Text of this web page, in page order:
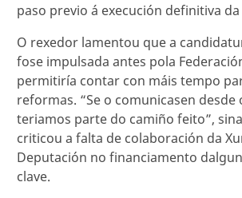
paso previo á execución definitiva
O rexedor lamentou que a
fose impulsada antes pola
permitiría contar con máis tempo
reformas. “Se o comunicasen desde
teriamos parte do camiño feito”,
criticou a falta de colaboración da
Deputación no financiamento
clave.